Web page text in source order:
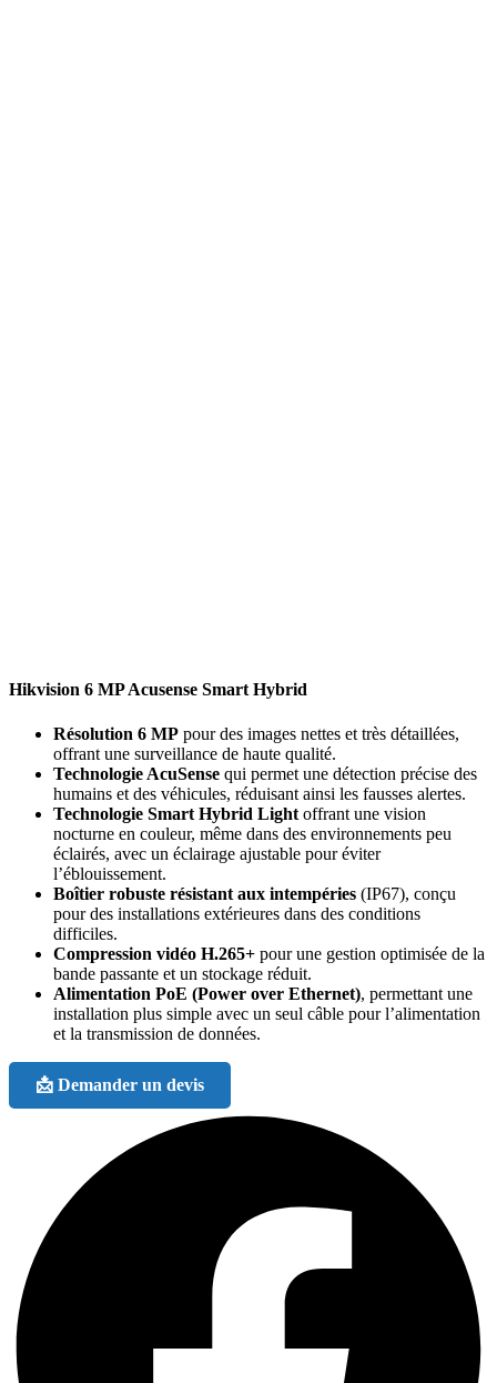
Hikvision 6 MP Acusense Smart Hybrid
Résolution 6 MP pour des images nettes et très détaillées,
offrant une surveillance de haute qualité.
Technologie AcuSense qui permet une détection précise des
humains et des véhicules, réduisant ainsi les fausses alertes.
Technologie Smart Hybrid Light offrant une vision
nocturne en couleur, même dans des environnements peu
éclairés, avec un éclairage ajustable pour éviter
l’éblouissement.
Boîtier robuste résistant aux intempéries (IP67), conçu
pour des installations extérieures dans des conditions
difficiles.
Compression vidéo H.265+ pour une gestion optimisée de la
bande passante et un stockage réduit.
Alimentation PoE (Power over Ethernet), permettant une
installation plus simple avec un seul câble pour l’alimentation
et la transmission de données.
📩 Demander un devis